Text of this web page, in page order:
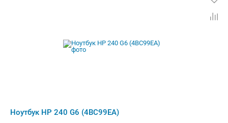
Ноутбук HP 240 G6 (4BC99EA)